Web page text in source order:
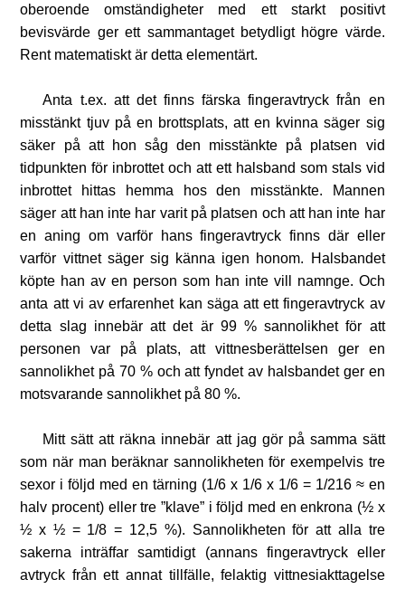
oberoende omständigheter med ett starkt positivt
bevisvärde ger ett sammantaget betydligt högre värde.
Rent matematiskt är detta elementärt.
Anta t.ex. att det finns färska fingeravtryck från en
misstänkt tjuv på en brottsplats, att en kvinna säger sig
säker på att hon såg den misstänkte på platsen vid
tidpunkten för inbrottet och att ett halsband som stals vid
inbrottet hittas hemma hos den misstänkte. Mannen
säger att han inte har varit på platsen och att han inte har
en aning om varför hans fingeravtryck finns där eller
varför vittnet säger sig känna igen honom. Halsbandet
köpte han av en person som han inte vill namnge. Och
anta att vi av erfarenhet kan säga att ett fingeravtryck av
detta slag innebär att det är 99 % sannolikhet för att
personen var på plats, att vittnesberättelsen ger en
sannolikhet på 70 % och att fyndet av halsbandet ger en
motsvarande sannolikhet på 80 %.
Mitt sätt att räkna innebär att jag gör på samma sätt
som när man beräknar sannolikheten för exempelvis tre
sexor i följd med en tärning (1/6 x 1/6 x 1/6 = 1/216 ≈ en
halv procent) eller tre ”klave” i följd med en enkrona (½ x
½ x ½ = 1/8 = 12,5 %). Sannolikheten för att alla tre
sakerna inträffar samtidigt (annans fingeravtryck eller
avtryck från ett annat tillfälle, felaktig vittnesiakttagelse